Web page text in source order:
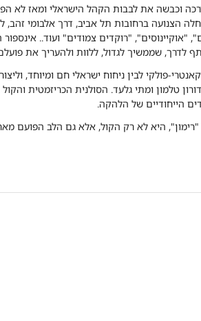
וכבשה את לבבות הקהל הישראלי ומאז לא
הצנועה ברחובות תל אביב, דרך אלבומי זהב,
"רוקדים צמודים" ועוד..
לדרך, שממשיך לגדול, ללוות ולהעריך את
פולקי לבין ניחוח ישראלי חם ומיוחד,
טלמון ומתי גלעד. הסולנית הכריזמטית
הייחודיים של הלהקה.
היא לא רק הקול, אלא גם הלב הפועם